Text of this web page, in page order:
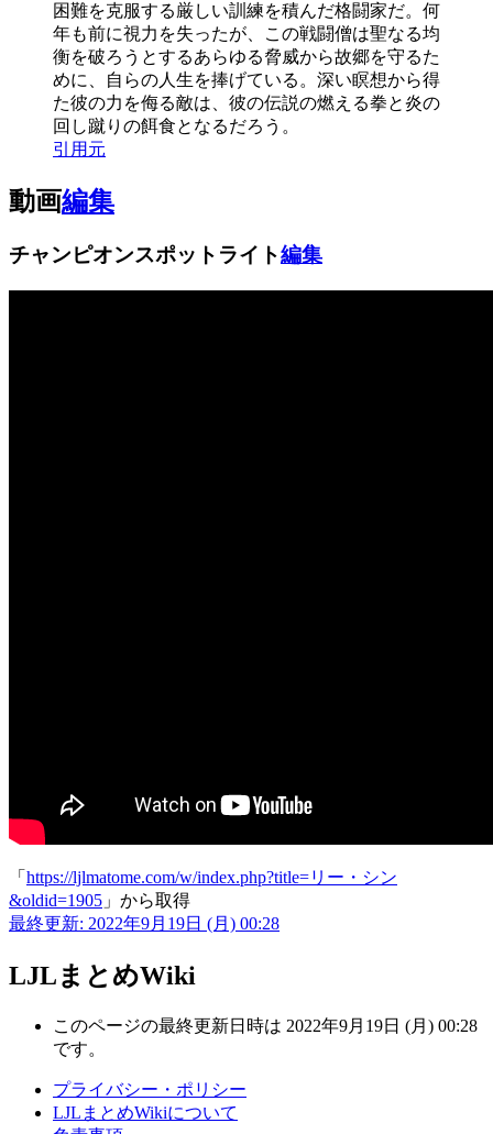
困難を克服する厳しい訓練を積んだ格闘家だ。何
年も前に視力を失ったが、この戦闘僧は聖なる均
衡を破ろうとするあらゆる脅威から故郷を守るた
めに、自らの人生を捧げている。深い瞑想から得
た彼の力を侮る敵は、彼の伝説の燃える拳と炎の
回し蹴りの餌食となるだろう。
引用元
動画編集
チャンピオンスポットライト編集
「 https://ljlmatome.com/w/index.php?title=リー・シン
&oldid=1905 」から取得
最終更新: 2022年9月19日 (月) 00:28
LJLまとめWiki
このページの最終更新日時は 2022年9月19日 (月) 00:28
です。
プライバシー・ポリシー
LJLまとめWikiについて